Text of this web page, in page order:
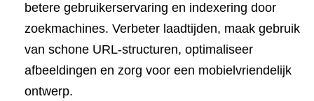
betere gebruikerservaring en indexering door
zoekmachines. Verbeter laadtijden, maak gebruik
van schone URL-structuren, optimaliseer
afbeeldingen en zorg voor een mobielvriendelijk
ontwerp.